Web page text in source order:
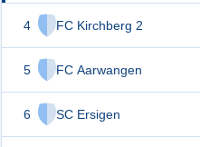
4 FC Kirchberg 2
5 FC Aarwangen
6 SC Ersigen